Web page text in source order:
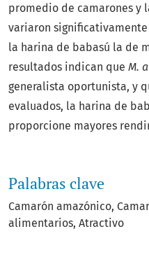
Palabras clave
Camarón amazónico
alimentarios Atractivo
promedio de camarones y
variaron
la harina de babasú la de
resultados indican que M.
generalista oportunista, y
evaluados, la harina de
proporcione mayores